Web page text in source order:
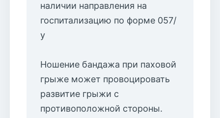
наличии направления на
госпитализацию по форме 057/
у
Ношение бандажа при паховой
грыже может провоцировать
развитие грыжи с
противоположной стороны.